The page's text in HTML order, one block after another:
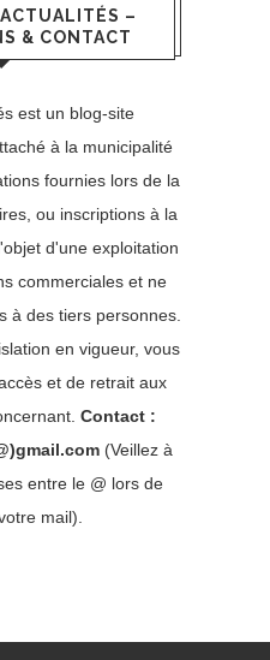
–
& CONTACT
est un blog-site
à la municipalité
fournies lors de la
ou inscriptions à la
d'une exploitation
commerciales et ne
à des tiers personnes.
en vigueur, vous
et de retrait aux
Contact :
(Veillez à
entre le @ lors de
mail).